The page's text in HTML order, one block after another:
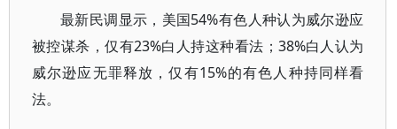
最新民调显示，美国54%有色人种认为威尔逊应
被控谋杀，仅有23%白人持这种看法；38%白人认为
威尔逊应无罪释放，仅有15%的有色人种持同样看
法。